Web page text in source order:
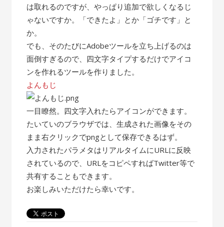
は取れるのですが、やっぱり追加で欲しくなるじ
ゃないですか。「できたよ」とか「ゴチです」と
か。
でも、そのたびにAdobeツールを立ち上げるのは
面倒すぎるので、四文字タイプするだけでアイコ
ンを作れるツールを作りました。
よんもじ
一目瞭然。四文字入れたらアイコンができます。
たいていのブラウザでは、生成された画像をその
まま右クリックでpngとして保存できるはず。
入力されたパラメタはリアルタイムにURLに反映
されているので、URLをコピペすればTwitter等で
共有することもできます。
お楽しみいただけたら幸いです。